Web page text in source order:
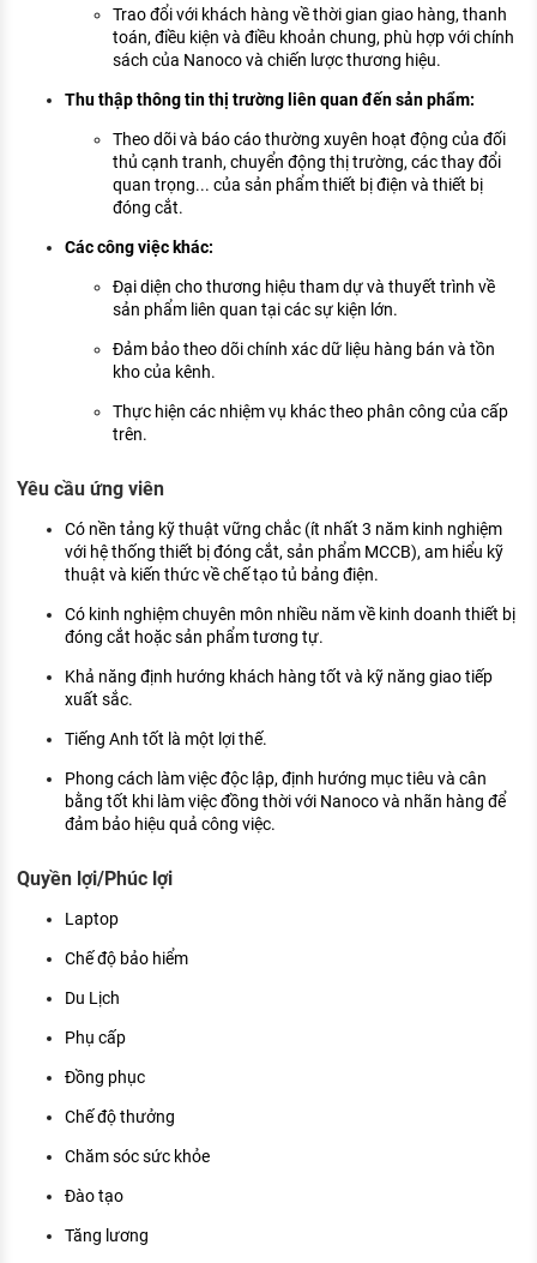
Trao đổi với khách hàng về thời gian giao hàng, thanh
toán, điều kiện và điều khoản chung, phù hợp với chính
sách của Nanoco và chiến lược thương hiệu.
Thu thập thông tin thị trường liên quan đến sản phẩm:
Theo dõi và báo cáo thường xuyên hoạt động của đối
thủ cạnh tranh, chuyển động thị trường, các thay đổi
quan trọng... của sản phẩm thiết bị điện và thiết bị
đóng cắt.
Các công việc khác:
Đại diện cho thương hiệu tham dự và thuyết trình về
sản phẩm liên quan tại các sự kiện lớn.
Đảm bảo theo dõi chính xác dữ liệu hàng bán và tồn
kho của kênh.
Thực hiện các nhiệm vụ khác theo phân công của cấp
trên.
Yêu cầu ứng viên
Có nền tảng kỹ thuật vững chắc (ít nhất 3 năm kinh nghiệm
với hệ thống thiết bị đóng cắt, sản phẩm MCCB), am hiểu kỹ
thuật và kiến thức về chế tạo tủ bảng điện.
Có kinh nghiệm chuyên môn nhiều năm về kinh doanh thiết bị
đóng cắt hoặc sản phẩm tương tự.
Khả năng định hướng khách hàng tốt và kỹ năng giao tiếp
xuất sắc.
Tiếng Anh tốt là một lợi thế.
Phong cách làm việc độc lập, định hướng mục tiêu và cân
bằng tốt khi làm việc đồng thời với Nanoco và nhãn hàng để
đảm bảo hiệu quả công việc.
Quyền lợi/Phúc lợi
Laptop
Chế độ bảo hiểm
Du Lịch
Phụ cấp
Đồng phục
Chế độ thưởng
Chăm sóc sức khỏe
Đào tạo
Tăng lương